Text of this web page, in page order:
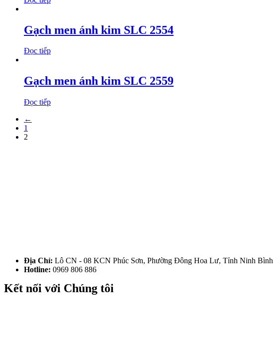
Gạch men ánh kim SLC 2554
Đọc tiếp
Gạch men ánh kim SLC 2559
Đọc tiếp
←
1
2
Địa Chỉ: Lô CN - 08 KCN Phúc Sơn, Phường Đông Hoa Lư, Tỉnh Ninh Bình
Hotline: 0969 806 886
Kết nối với Chúng tôi